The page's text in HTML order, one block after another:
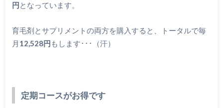
円となっています。
育毛剤とサプリメントの両方を購入すると、トータルで毎
月 12,528円 もします･･･（汗）
定期コースがお得です